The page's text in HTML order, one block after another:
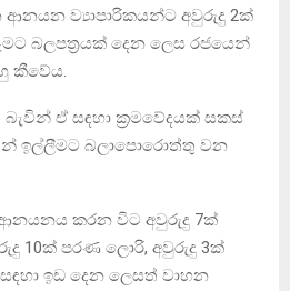
ආනයන ව්‍යාපාරිකයන්ට අවුරුදු 2ක්
බලපත්‍රයක් දෙන ලෙස රජයෙන්
කීවේය.
ඒ සඳහා ක්‍රමවේදයක් සකස්
ඉල්ලීමට බලාපොරොත්තු වන
කරන විට අවුරුදු 7ක්
10ක් පරණ ලොරි, අවුරුදු 3ක්
ඉඩ දෙන ලෙසත් වාහන